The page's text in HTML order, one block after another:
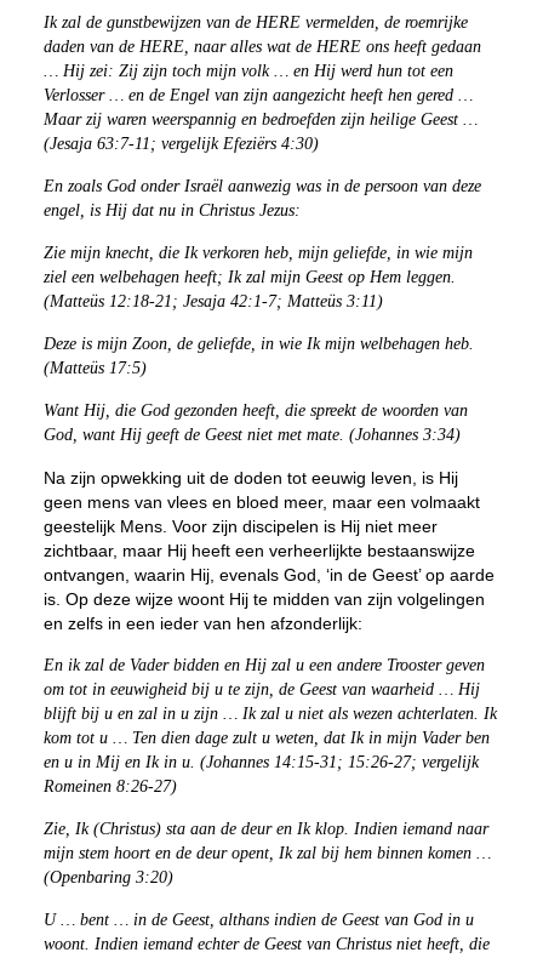
Ik zal de gunstbewijzen van de HERE vermelden, de roemrijke
daden van de HERE, naar alles wat de HERE ons heeft gedaan
… Hij zei: Zij zijn toch mijn volk … en Hij werd hun tot een
Verlosser … en de Engel van zijn aangezicht heeft hen gered …
Maar zij waren weerspannig en bedroefden zijn heilige Geest …
(Jesaja 63:7-11; vergelijk Efeziërs 4:30)
En zoals God onder Israël aanwezig was in de persoon van deze
engel, is Hij dat nu in Christus Jezus:
Zie mijn knecht, die Ik verkoren heb, mijn geliefde, in wie mijn
ziel een welbehagen heeft; Ik zal mijn Geest op Hem leggen.
(Matteüs 12:18-21; Jesaja 42:1-7; Matteüs 3:11)
Deze is mijn Zoon, de geliefde, in wie Ik mijn welbehagen heb.
(Matteüs 17:5)
Want Hij, die God gezonden heeft, die spreekt de woorden van
God, want Hij geeft de Geest niet met mate. (Johannes 3:34)
Na zijn opwekking uit de doden tot eeuwig leven, is Hij
geen mens van vlees en bloed meer, maar een volmaakt
geestelijk Mens. Voor zijn discipelen is Hij niet meer
zichtbaar, maar Hij heeft een verheerlijkte bestaanswijze
ontvangen, waarin Hij, evenals God, ‘in de Geest’ op aarde
is. Op deze wijze woont Hij te midden van zijn volgelingen
en zelfs in een ieder van hen afzonderlijk:
En ik zal de Vader bidden en Hij zal u een andere Trooster geven
om tot in eeuwigheid bij u te zijn, de Geest van waarheid … Hij
blijft bij u en zal in u zijn … Ik zal u niet als wezen achterlaten. Ik
kom tot u … Ten dien dage zult u weten, dat Ik in mijn Vader ben
en u in Mij en Ik in u. (Johannes 14:15-31; 15:26-27; vergelijk
Romeinen 8:26-27)
Zie, Ik (Christus) sta aan de deur en Ik klop. Indien iemand naar
mijn stem hoort en de deur opent, Ik zal bij hem binnen komen …
(Openbaring 3:20)
U … bent … in de Geest, althans indien de Geest van God in u
woont. Indien iemand echter de Geest van Christus niet heeft, die